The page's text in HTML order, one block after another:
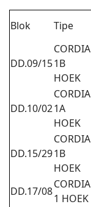
Blok Tipe
DD.09/15
CORDIA
1B
HOEK
DD.10/02
CORDIA
1A
HOEK
DD.15/29
CORDIA
1B
HOEK
DD.17/08
CORDIA
1 HOEK